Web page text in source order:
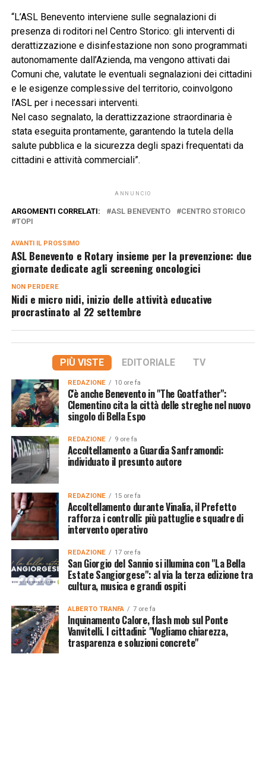
“L’ASL Benevento interviene sulle segnalazioni di
presenza di roditori nel Centro Storico: gli interventi di
derattizzazione e disinfestazione non sono programmati
autonomamente dall’Azienda, ma vengono attivati dai
Comuni che, valutate le eventuali segnalazioni dei cittadini
e le esigenze complessive del territorio, coinvolgono
l’ASL per i necessari interventi.
Nel caso segnalato, la derattizzazione straordinaria è
stata eseguita prontamente, garantendo la tutela della
salute pubblica e la sicurezza degli spazi frequentati da
cittadini e attività commerciali”.
ANNUNCIO
ARGOMENTI CORRELATI: ASL BENEVENTO
CENTRO STORICO
TOPI
AVANTI IL ​​PROSSIMO
ASL Benevento e Rotary insieme per la prevenzione: due
giornate dedicate agli screening oncologici
NON PERDERE
Nidi e micro nidi, inizio delle attività educative
procrastinato al 22 settembre
PIÙ VISTE EDITORIALE TV
REDAZIONE 10 ore fa
C'è anche Benevento in "The Goatfather":
Clementino cita la città delle streghe nel nuovo
singolo di Bella Espo
REDAZIONE 9 ore fa
Accoltellamento a Guardia Sanframondi:
individuato il presunto autore
REDAZIONE 15 ore fa
Accoltellamento durante Vinalia, il Prefetto
rafforza i controlli: più pattuglie e squadre di
intervento operativo
REDAZIONE 17 ore fa
San Giorgio del Sannio si illumina con "La Bella
Estate Sangiorgese": al via la terza edizione tra
cultura, musica e grandi ospiti
ALBERTO TRANFA 7 ore fa
Inquinamento Calore, flash mob sul Ponte
Vanvitelli. I cittadini: "Vogliamo chiarezza,
trasparenza e soluzioni concrete"